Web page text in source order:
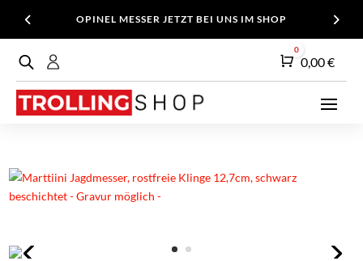
OPINEL MESSER JETZT BEI UNS IM SHOP
Warenkorb
0
0,00€